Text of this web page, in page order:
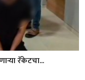
रॅकेटचा...